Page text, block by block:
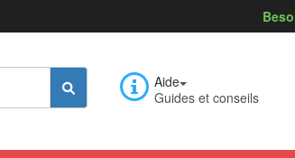
Aide
Guides et conseils